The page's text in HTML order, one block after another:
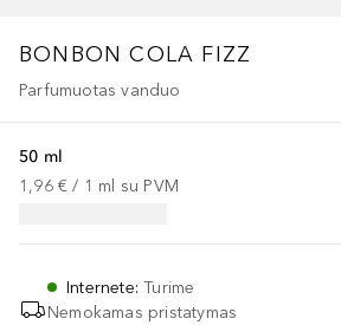
BONBON COLA FIZZ
Parfumuotas vanduo
50 ml
1,96 € / 1 ml su PVM
Internete:Turime
Nemokamas pristatymas